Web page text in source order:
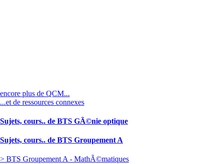
encore plus de QCM...
...et de ressources connexes
Sujets, cours.. de BTS GÃ©nie optique
Sujets, cours.. de BTS Groupement A
> BTS Groupement A - MathÃ©matiques